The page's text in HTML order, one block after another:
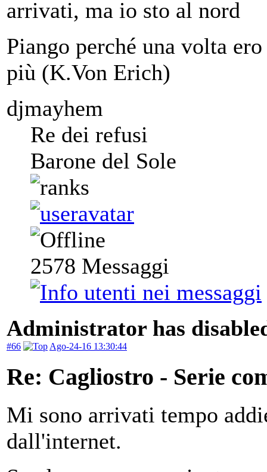
arrivati, ma io sto al nord
Piango perché una volta
più (K.Von Erich)
djmayhem
Re dei refusi
Barone del Sole
2578 Messaggi
Administrator has
#66 Ago-24-16 13:30:44
Re: Cagliostro - Serie
Mi sono arrivati tempo
dall'internet.